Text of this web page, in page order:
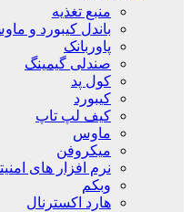
منبع تغذیه
باندل کیبورد و
پاوربانک
صندلی گیمینگ
کول پد
کیبورد
کیف لپ تاپ
ماوس
میکروفن
نرم افزار های
وبکم
هارد اکسترنال